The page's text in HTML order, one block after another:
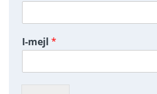
I-mejl *